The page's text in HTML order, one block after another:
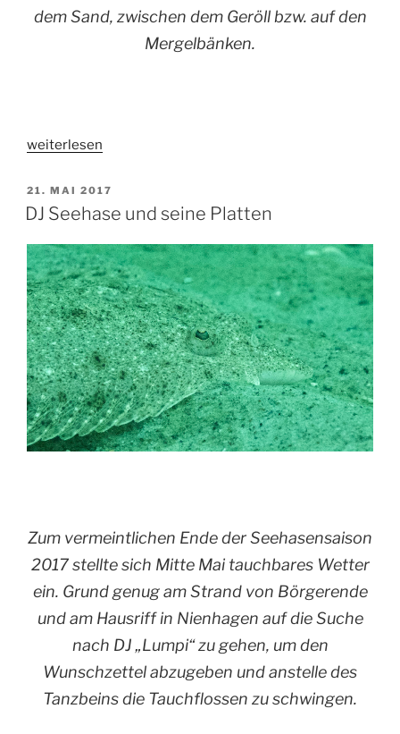
dem Sand, zwischen dem Geröll bzw. auf den
Mergelbänken.
„Staubwischen
Plattenschrank“
weiterlesen
VERÖFFENTLICHT
AM
21. MAI 2017
DJ Seehase und seine Platten
Zum vermeintlichen Ende der Seehasensaison
2017 stellte sich Mitte Mai tauchbares Wetter
ein. Grund genug am Strand von Börgerende
und am Hausriff in Nienhagen auf die Suche
nach DJ „Lumpi“ zu gehen, um den
Wunschzettel abzugeben und anstelle des
Tanzbeins die Tauchflossen zu schwingen.